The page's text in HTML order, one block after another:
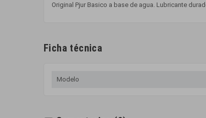
Original Pjur Basico a base de agua. Lubricante
Ficha técnica
Modelo